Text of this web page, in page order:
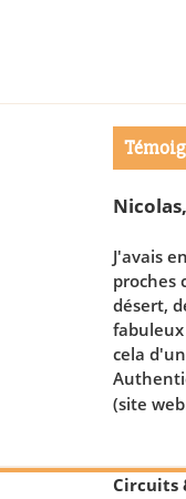
J'avais
proches
désert,
fabuleux
cela
(site
Circuits